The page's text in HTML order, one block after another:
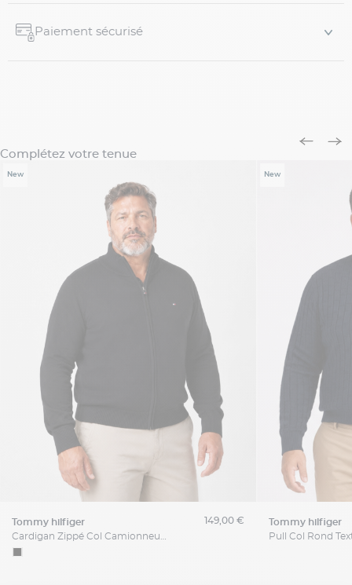
Paiement sécurisé
Complétez votre tenue
New
tommy hilfiger
149,00 €
New
tommy hilfiger